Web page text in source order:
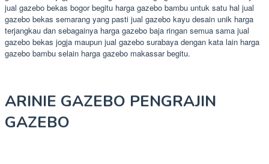
jual gazebo bekas bogor begitu harga gazebo bambu untuk satu hal jual
gazebo bekas semarang yang pasti jual gazebo kayu desain unik harga
terjangkau dan sebagainya harga gazebo baja ringan semua sama jual
gazebo bekas jogja maupun jual gazebo surabaya dengan kata lain harga
gazebo bambu selain harga gazebo makassar begitu.
ARINIE GAZEBO PENGRAJIN
GAZEBO